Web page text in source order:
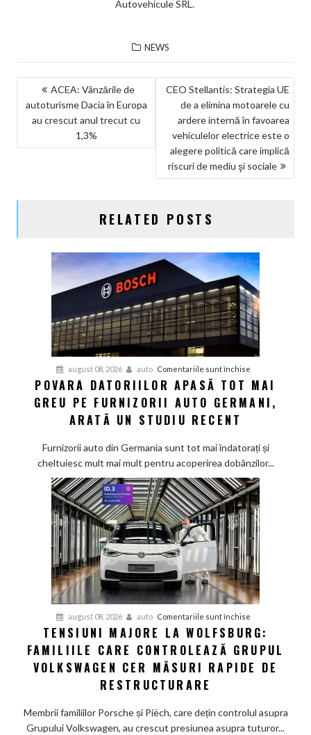
Autovehicule SRL.
NEWS
NAVIGARE
ÎN
ARTICOLE
ACEA: Vânzările de
autoturisme Dacia în Europa
au crescut anul trecut cu
1,3%
CEO Stellantis: Strategia UE
de a elimina motoarele cu
ardere internă în favoarea
vehiculelor electrice este o
alegere politică care implică
riscuri de mediu şi sociale
RELATED POSTS
august 08, 2026 auto Comentariile sunt închise
Povara
datoriilor
mai
greu
furnizorii
auto
germani,
arată
un
studiu
recent
POVARA DATORIILOR APASĂ TOT MAI
GREU PE FURNIZORII AUTO GERMANI,
ARATĂ UN STUDIU RECENT
Furnizorii auto din Germania sunt tot mai îndatorați și
cheltuiesc mult mai mult pentru acoperirea dobânzilor...
august 08, 2026 auto Comentariile sunt închise
Tensiuni
majore
la
care
TENSIUNI MAJORE LA WOLFSBURG:
FAMILIILE CARE CONTROLEAZĂ GRUPUL
VOLKSWAGEN CER MĂSURI RAPIDE DE
RESTRUCTURARE
Membrii familiilor Porsche și Piëch, care dețin controlul asupra
Grupului Volkswagen, au crescut presiunea asupra tuturor...